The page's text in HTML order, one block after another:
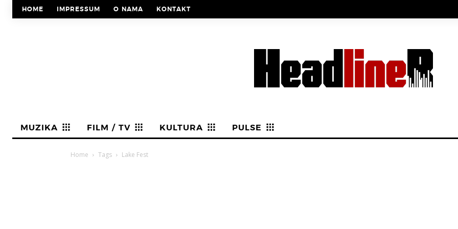
HOME IMPRESSUM O NAMA KONTAKT
MUZIKA FILM / TV KULTURA PULSE
Home Tags Lake Fest